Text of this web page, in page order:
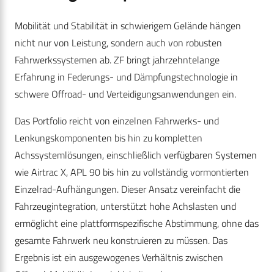
Mobilität und Stabilität in schwierigem Gelände hängen
nicht nur von Leistung, sondern auch von robusten
Fahrwerkssystemen ab. ZF bringt jahrzehntelange
Erfahrung in Federungs- und Dämpfungstechnologie in
schwere Offroad- und Verteidigungsanwendungen ein.
Das Portfolio reicht von einzelnen Fahrwerks- und
Lenkungskomponenten bis hin zu kompletten
Achssystemlösungen, einschließlich verfügbaren Systemen
wie Airtrac X, APL 90 bis hin zu vollständig vormontierten
Einzelrad-Aufhängungen. Dieser Ansatz vereinfacht die
Fahrzeugintegration, unterstützt hohe Achslasten und
ermöglicht eine plattformspezifische Abstimmung, ohne das
gesamte Fahrwerk neu konstruieren zu müssen. Das
Ergebnis ist ein ausgewogenes Verhältnis zwischen